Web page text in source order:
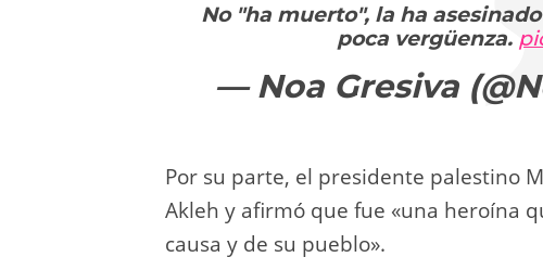
No "ha muerto", la ha
poca vergüenza.
— Noa Gresiva
Por su parte, el presidente palestino
Akleh y afirmó que fue «una heroína
causa y de su pueblo».